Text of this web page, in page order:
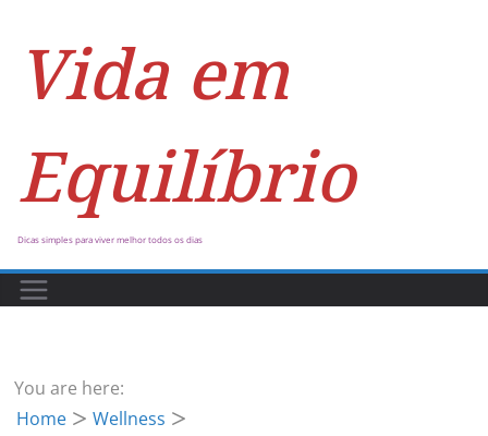
Vida em
Equilíbrio
Dicas simples para viver melhor todos os dias
You are here:
Home
Wellness